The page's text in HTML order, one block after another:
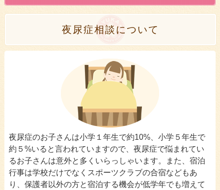
インターネット予約はこちら »
初めて登録されるかたへ(登録方法)
スキンケア
アレルギー相談
夜尿症相談
夜尿症相談について
夜尿症のお子さんは小学１年生で約10%、小学５年生で
約５%いると言われていますので、夜尿症で悩まれてい
るお子さんは意外と多くいらっしゃいます。また、宿泊
行事は学校だけでなくスポーツクラブの合宿などもあ
り、保護者以外の方と宿泊する機会が低学年でも増えて